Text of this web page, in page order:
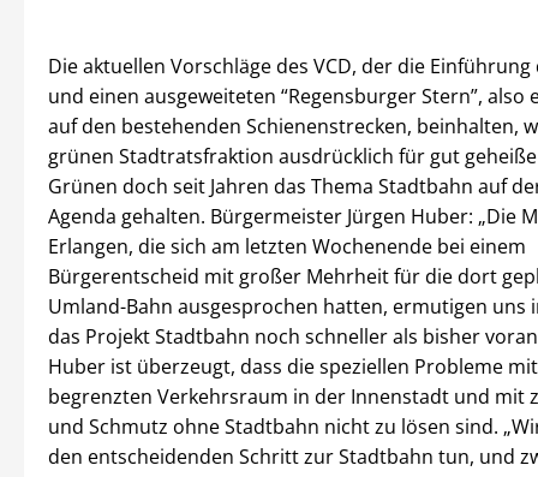
Die aktuellen Vorschläge des VCD, der die
und einen ausgeweiteten “Regensburger Stern”, also
auf den bestehenden Schienenstrecken, beinhalten,
grünen Stadtratsfraktion ausdrücklich für gut
Grünen doch seit Jahren das Thema Stadtbahn auf
Agenda gehalten. Bürgermeister Jürgen Huber: „Die
Erlangen, die sich am letzten Wochenende bei einem
Bürgerentscheid mit großer Mehrheit für die dort
Umland-Bahn ausgesprochen hatten, ermutigen uns
das Projekt Stadtbahn noch schneller als bisher
Huber ist überzeugt, dass die speziellen Probleme
begrenzten Verkehrsraum in der Innenstadt und mit
und Schmutz ohne Stadtbahn nicht zu lösen sind.
den entscheidenden Schritt zur Stadtbahn tun, und